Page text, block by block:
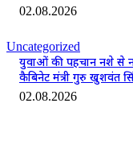
02.08.2026
Uncategorized
युवाओं की पहचान नशे से
कैबिनेट मंत्री गुरु खुशवंत
02.08.2026